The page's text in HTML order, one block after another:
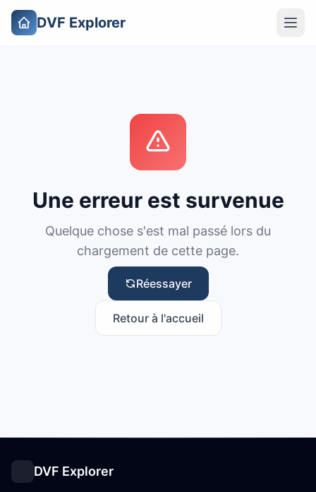
DVF Explorer
Une erreur est survenue
Quelque chose s'est mal passé lors du
chargement de cette page.
Réessayer
Retour à l'accueil
DVF Explorer